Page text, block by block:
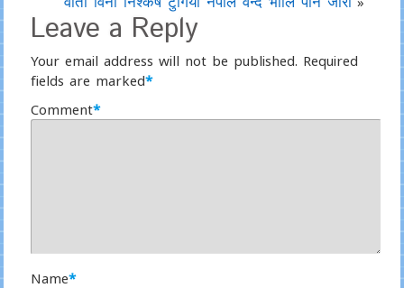
Leave a Reply
Your email address will not be published. Required
fields are marked*
Comment*
Name*